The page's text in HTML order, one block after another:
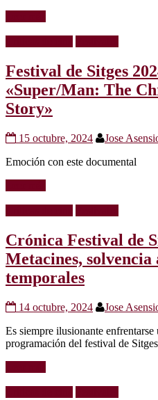
Festival de Sitges
«Super/Man: The
Story»
15 octubre, 2024 Jose
Emoción con este documental
Crónica Festival de
Metacines, solvencia
temporales
14 octubre, 2024 Jose
Es siempre ilusionante
programación del festival de